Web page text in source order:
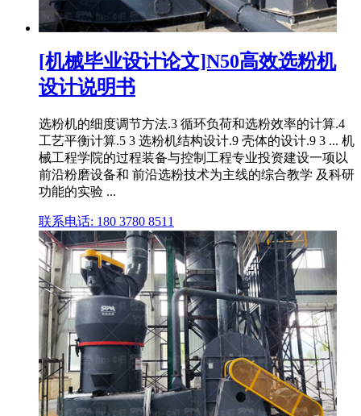
[机械毕业设计论文]N50高效选粉机
设计说明书
选粉机的细度调节方法.3 循环负荷和选粉效率的计算.4
工艺平衡计算.5 3 选粉机结构设计.9 壳体的设计.9 3 ... 机
械工程学院的过程装备与控制工程专业投资建设一项以
前沿粉磨设备和 前沿选粉技术为主线的综合教学 及科研
功能的实验 ...
联系电话: 180 3780 8511